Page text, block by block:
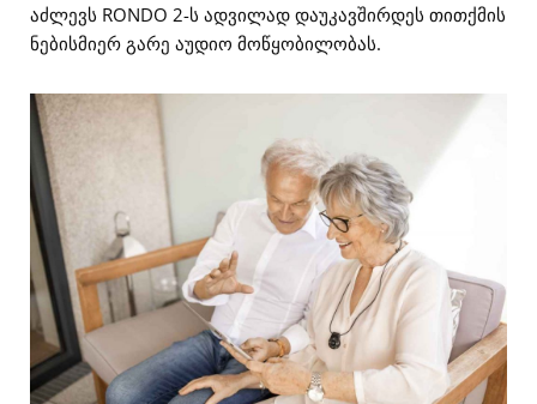
აძლევს RONDO 2-ს ადვილად დაუკავშირდეს თითქმის
ნებისმიერ გარე აუდიო მოწყობილობას.